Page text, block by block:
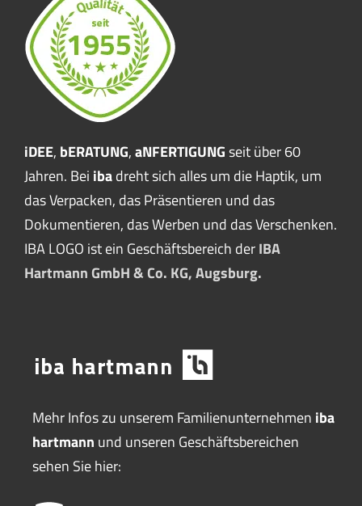
iDEE, bERATUNG,aNFERTIGUNGseit über 60
Jahren. Bei ibadreht sich alles um die Haptik, um
das Verpacken, das Präsentieren und das
Dokumentieren, das Werben und das Verschenken.
IBA LOGO ist ein Geschäftsbereich derIBA
Hartmann GmbH & Co. KG, Augsburg.
Mehr Infos zu unserem Familienunternehmen iba
hartmann und unseren Geschäftsbereichen
sehen Sie hier: